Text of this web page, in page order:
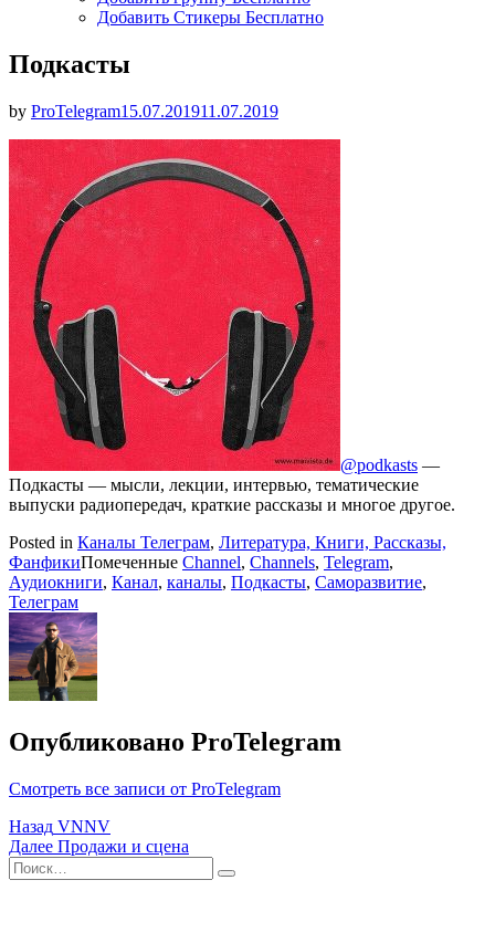
Добавить Стикеры Бесплатно
Подкасты
by ProTelegramОпубликовано
15.07.201911.07.2019
@podkasts —
Подкасты — мысли, лекции, интервью, тематические
выпуски радиопередач, краткие рассказы и многое другое.
Posted in Каналы Телеграм, Литература, Книги, Рассказы,
ФанфикиПомеченные Channel, Channels, Telegram,
Аудиокниги, Канал, каналы, Подкасты, Саморазвитие,
Телеграм
Опубликовано ProTelegram
Смотреть все записи от ProTelegram
Навигация
по
записям
Назад VNNV
Далее Продажи и сцена
Поиск
Найти